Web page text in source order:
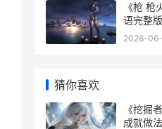
《枪 枪
语完整版
2026-
猜你喜欢
《挖掘
成就做